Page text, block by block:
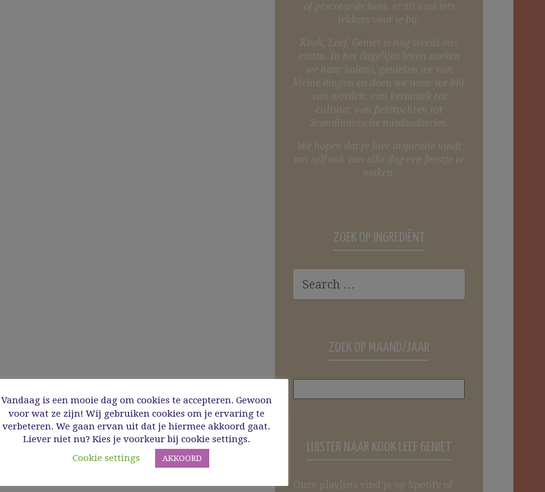
of pescotariër bent, er zit vast iets
lekkers voor je bij.
Kook, Leef, Geniet is nog steeds ons
motto. In het dagelijks leven zoeken
we naar balans, genieten we van
kleine dingen en doen we waar we blij
van worden: van keramiek tot
cultuur, van fietstochten tot
Scandinavische misdaadseries.
We hopen dat je hier inspiratie vindt
om zelf ook van elke dag een feestje te
maken.
ZOEK OP INGREDIËNT
ZOEK OP MAAND/JAAR
LUISTER NAAR KOOK LEEF GENIET
Onze playlists vind je op Spotify of
Vandaag is een mooie dag om cookies te accepteren. Gewoon
voor wat ze zijn! Wij gebruiken cookies om je ervaring te
verbeteren. We gaan ervan uit dat je hiermee akkoord gaat.
Liever niet nu? Kies je voorkeur bij cookie settings.
Cookie settings
AKKOORD